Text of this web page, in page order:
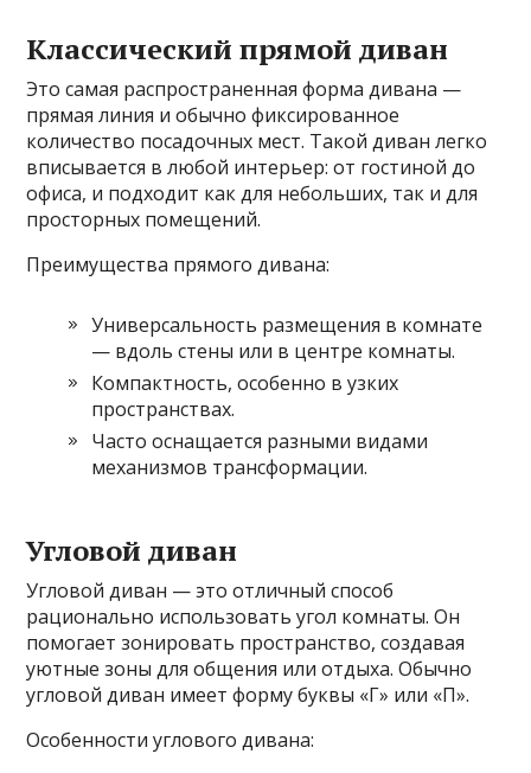
Классический прямой диван
Это самая распространенная форма дивана —
прямая линия и обычно фиксированное
количество посадочных мест. Такой диван легко
вписывается в любой интерьер: от гостиной до
офиса, и подходит как для небольших, так и для
просторных помещений.
Преимущества прямого дивана:
Универсальность размещения в комнате
— вдоль стены или в центре комнаты.
Компактность, особенно в узких
пространствах.
Часто оснащается разными видами
механизмов трансформации.
Угловой диван
Угловой диван — это отличный способ
рационально использовать угол комнаты. Он
помогает зонировать пространство, создавая
уютные зоны для общения или отдыха. Обычно
угловой диван имеет форму буквы «Г» или «П».
Особенности углового дивана: